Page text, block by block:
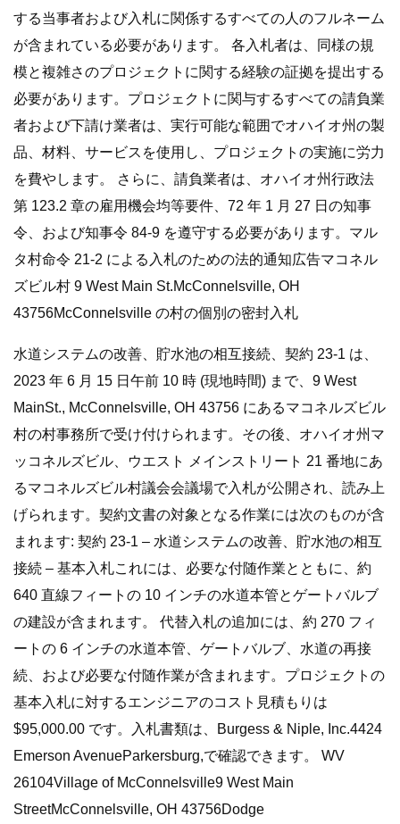
する当事者および入札に関係するすべての人のフルネーム
が含まれている必要があります。 各入札者は、同様の規
模と複雑さのプロジェクトに関する経験の証拠を提出する
必要があります。プロジェクトに関与するすべての請負業
者および下請け業者は、実行可能な範囲でオハイオ州の製
品、材料、サービスを使用し、プロジェクトの実施に労力
を費やします。 さらに、請負業者は、オハイオ州行政法
第 123.2 章の雇用機会均等要件、72 年 1 月 27 日の知事
令、および知事令 84-9 を遵守する必要があります。マル
タ村命令 21-2 による入札のための法的通知広告マコネル
ズビル村 9 West Main St.McConnelsville, OH
43756McConnelsville の村の個別の密封入札
水道システムの改善、貯水池の相互接続、契約 23-1 は、
2023 年 6 月 15 日午前 10 時 (現地時間) まで、9 West
MainSt., McConnelsville, OH 43756 にあるマコネルズビル
村の村事務所で受け付けられます。その後、オハイオ州マ
ッコネルズビル、ウエスト メインストリート 21 番地にあ
るマコネルズビル村議会会議場で入札が公開され、読み上
げられます。契約文書の対象となる作業には次のものが含
まれます: 契約 23-1 – 水道システムの改善、貯水池の相互
接続 – 基本入札これには、必要な付随作業とともに、約
640 直線フィートの 10 インチの水道本管とゲートバルブ
の建設が含まれます。 代替入札の追加には、約 270 フィ
ートの 6 インチの水道本管、ゲートバルブ、水道の再接
続、および必要な付随作業が含まれます。プロジェクトの
基本入札に対するエンジニアのコスト見積もりは
$95,000.00 です。入札書類は、Burgess & Niple, Inc.4424
Emerson AvenueParkersburg,で確認できます。 WV
26104Village of McConnelsville9 West Main
StreetMcConnelsville, OH 43756Dodge